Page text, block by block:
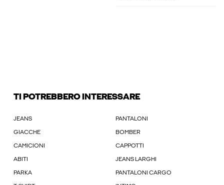
TI POTREBBERO INTERESSARE
JEANS PANTALONI
GIACCHE BOMBER
CAMICIONI CAPPOTTI
ABITI JEANS LARGHI
PARKA PANTALONI CARGO